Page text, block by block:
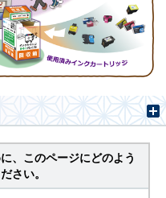
、このページにどのよう
さい。